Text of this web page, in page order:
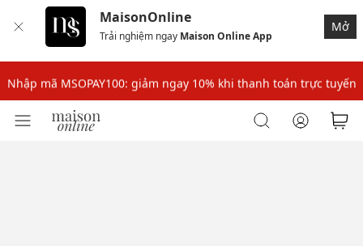
MaisonOnline
Trải nghiệm ngay Maison Online App
Mở
Nhập mã: MSOXINCHAO - Giảm 10% đơn đầu cho thành viên mới!
Nhập mã MSOPAY100: giảm ngay 10% khi thanh toán trực tuyến
Nhập mã: MSOXINCHAO - Giảm 10% đơn đầu cho thành viên mới!